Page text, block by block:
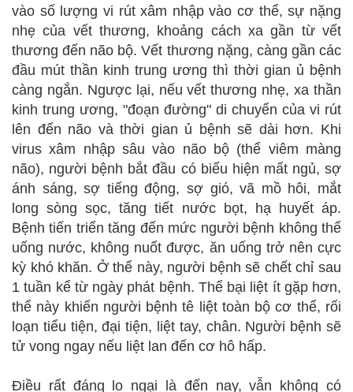
vào số lượng vi rút xâm nhập vào cơ thể, sự nặng
nhẹ của vết thương, khoảng cách xa gần từ vết
thương đến não bộ. Vết thương nặng, càng gần các
đầu mút thần kinh trung ương thì thời gian ủ bệnh
càng ngắn. Ngược lại, nếu vết thương nhẹ, xa thần
kinh trung ương, "đoạn đường" di chuyển của vi rút
lên đến não và thời gian ủ bệnh sẽ dài hơn. Khi
virus xâm nhập sâu vào não bộ (thể viêm màng
não), người bệnh bắt đầu có biểu hiện mất ngủ, sợ
ánh sáng, sợ tiếng động, sợ gió, vã mồ hôi, mắt
long sòng sọc, tăng tiết nước bọt, hạ huyết áp.
Bệnh tiến triển tăng đến mức người bệnh không thể
uống nước, không nuốt được, ăn uống trở nên cực
kỳ khó khăn. Ở thể này, người bệnh sẽ chết chỉ sau
1 tuần kể từ ngày phát bệnh. Thể bại liệt ít gặp hơn,
thể này khiến người bệnh tê liệt toàn bộ cơ thể, rối
loạn tiểu tiện, đại tiện, liệt tay, chân. Người bệnh sẽ
tử vong ngay nếu liệt lan đến cơ hô hấp.
Điều rất đáng lo ngại là đến nay, vẫn không có